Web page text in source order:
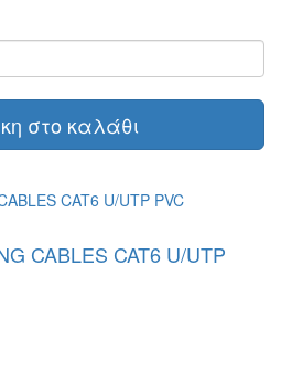
στο καλάθι
CABLES CAT6 U/UTP